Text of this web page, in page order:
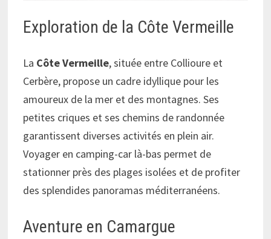
Exploration de la Côte Vermeille
La Côte Vermeille, située entre Collioure et
Cerbère, propose un cadre idyllique pour les
amoureux de la mer et des montagnes. Ses
petites criques et ses chemins de randonnée
garantissent diverses activités en plein air.
Voyager en camping-car là-bas permet de
stationner près des plages isolées et de profiter
des splendides panoramas méditerranéens.
Aventure en Camargue